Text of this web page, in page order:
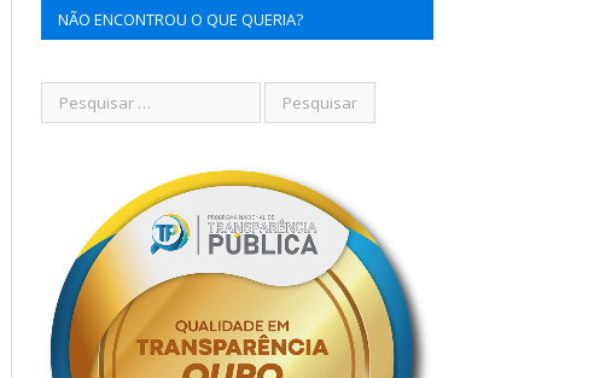
NÃO ENCONTROU O QUE QUERIA?